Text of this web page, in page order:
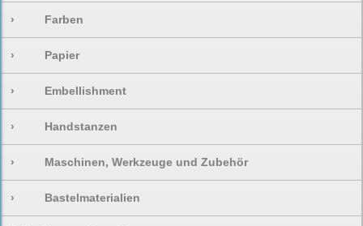
› Farben
› Papier
› Embellishment
› Handstanzen
› Maschinen, Werkzeuge und Zubehör
› Bastelmaterialien